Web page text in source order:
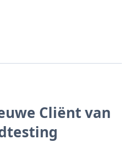
Cliënt van